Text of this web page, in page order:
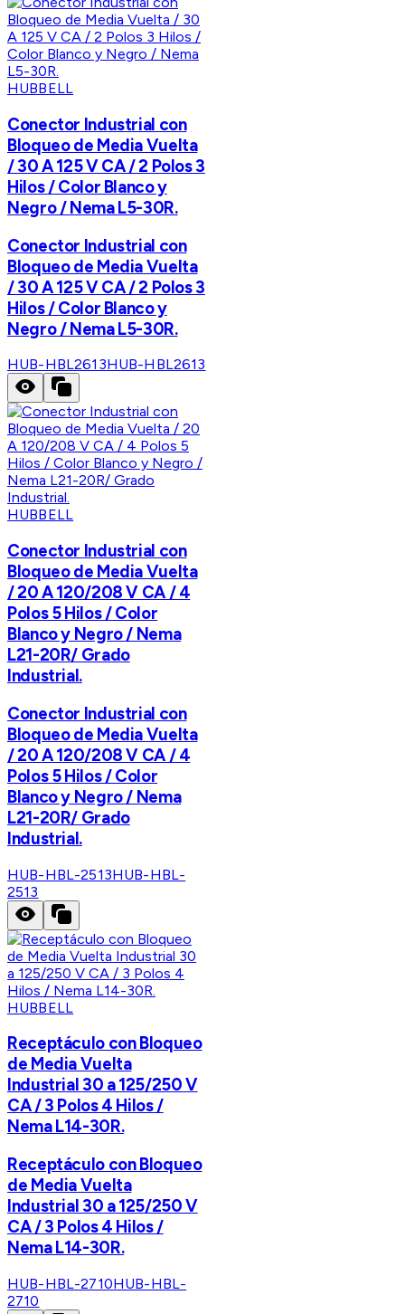
HUBBELL
Conector Industrial con
Bloqueo de Media Vuelta
/ 30 A 125 V CA / 2 Polos 3
Hilos / Color Blanco y
Negro / Nema L5-30R.
Conector Industrial con
Bloqueo de Media Vuelta
/ 30 A 125 V CA / 2 Polos 3
Hilos / Color Blanco y
Negro / Nema L5-30R.
HUB-HBL2613HUB-HBL2613
HUBBELL
Conector Industrial con
Bloqueo de Media Vuelta
/ 20 A 120/208 V CA / 4
Polos 5 Hilos / Color
Blanco y Negro / Nema
L21-20R/ Grado
Industrial.
Conector Industrial con
Bloqueo de Media Vuelta
/ 20 A 120/208 V CA / 4
Polos 5 Hilos / Color
Blanco y Negro / Nema
L21-20R/ Grado
Industrial.
HUB-HBL-2513HUB-HBL-
2513
HUBBELL
Receptáculo con Bloqueo
de Media Vuelta
Industrial 30 a 125/250 V
CA / 3 Polos 4 Hilos /
Nema L14-30R.
Receptáculo con Bloqueo
de Media Vuelta
Industrial 30 a 125/250 V
CA / 3 Polos 4 Hilos /
Nema L14-30R.
HUB-HBL-2710HUB-HBL-
2710